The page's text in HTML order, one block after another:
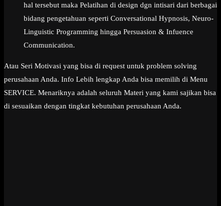
hal tersebut maka Pelatihan di design dgn intisari dari berbagai
bidang pengetahuan seperti Conversational Hypnosis, Neuro-
Linguistic Programming hingga Persuasion & Infuence
Communication.
Atau Seri Motivasi yang bisa di request untuk problem solving
perusahaan Anda. Info Lebih lengkap Anda bisa memilih di Menu
SERVICE. Menariknya adalah seluruh Materi yang kami sajikan bisa
di sesuaikan dengan tingkat kebutuhan perusahaan Anda.